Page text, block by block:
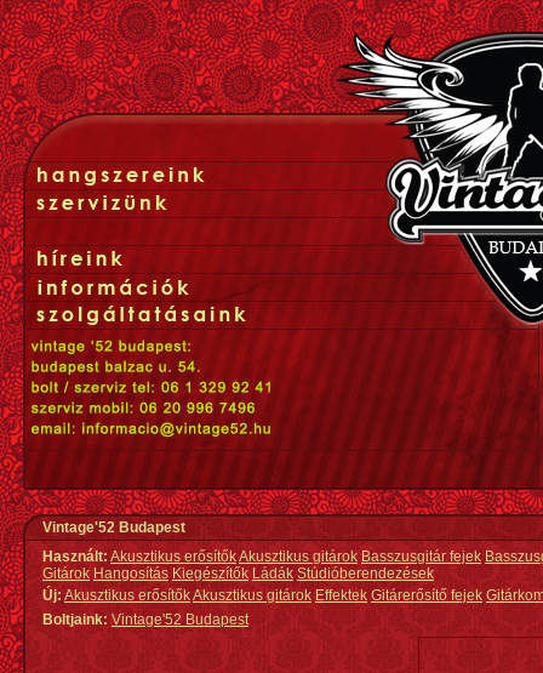
Vintage'52 Budapest
Használt: Akusztikus erősítőkAkusztikus gitárok Basszusgitár fejek
Gitárok Hangosítás Kiegészítők Ládák Stúdióberendezések
Új:Akusztikus erősítőkAkusztikus gitárok Effektek Gitárerősítő fejek
Boltjaink: Vintage'52 Budapest